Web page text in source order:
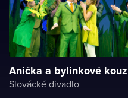
Anička a bylinkové
Slovácké divadlo